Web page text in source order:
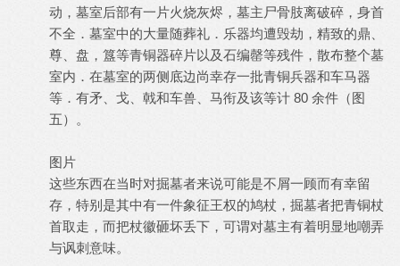
动，墓室后部有一片火烧灰烬，墓主尸骨肢离破碎，身首
不全．墓室中的大量随葬礼．乐器均遭毁劫，精致的鼎、
尊、盘，簋等青铜器碎片以及石编罄等残件，散布整个墓
室内．在墓室的两侧底边尚幸存一批青铜兵器和车马器
等．有矛、戈、戟和车兽、马衔及该等计 80 余件（图
五）。
图片
这些东西在当时对掘墓者来说可能是不屑一顾而有幸留
存，特别是其中有一件象征王权的鸠杖，掘墓者把青铜杖
首取走，而把杖徽砸坏丢下，可谓对墓主有着明显地嘲弄
与讽刺意味。